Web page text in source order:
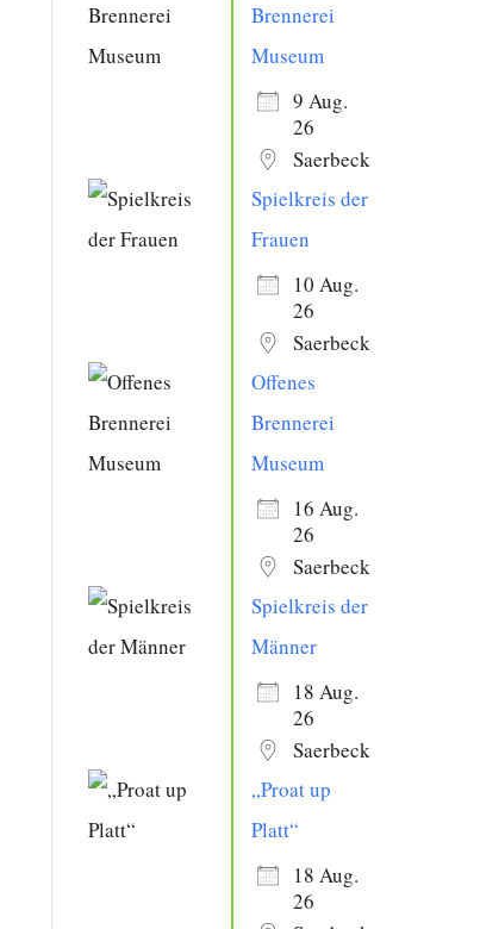
Brennerei
Museum
9 Aug.
26
Saerbeck
Spielkreis der
Frauen
10 Aug.
26
Saerbeck
Offenes
Brennerei
Museum
16 Aug.
26
Saerbeck
Spielkreis der
Männer
18 Aug.
26
Saerbeck
„Proat up
Platt“
18 Aug.
26